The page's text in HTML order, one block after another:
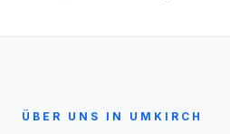
ÜBER UNS IN UMKIRCH